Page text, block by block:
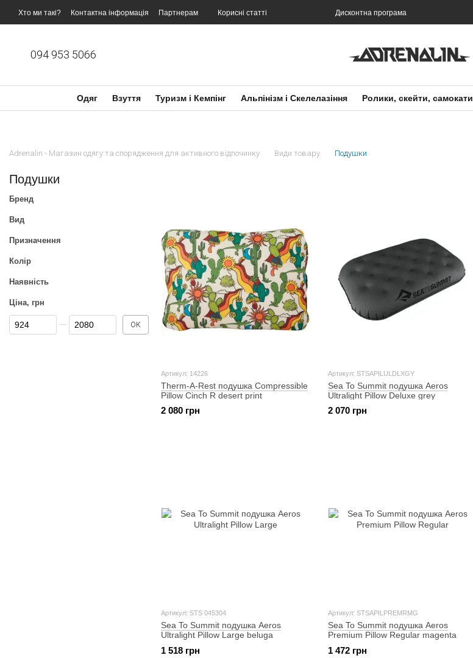
Перейти до основного контенту
Хто ми такі? Контактна інформація Партнерам Корисні статті Дисконтна програма
094 953 5066
Одяг Взуття Туризм і Кемпінг Альпінізм і Скелелазіння Ролики, скейти, самокати
Adrenalin - Магазин одягу та спорядження для активного відпочинку Види товару Подушки
Подушки
Артикул: 14226
Therm-A-Rest подушка Compressible
Pillow Cinch R desert print
2 080 грн
Артикул: STSAPILULDLXGY
Sea To Summit подушка Aeros
Ultralight Pillow Deluxe grey
2 070 грн
Артикул: STS 045304
Sea To Summit подушка Aeros
Ultralight Pillow Large beluga
1 518 грн
Артикул: STSAPILPREMRMG
Sea To Summit подушка Aeros
Premium Pillow Regular magenta
1 472 грн
Бренд
Вид
Призначення
Колір
Наявність
Ціна, грн
Від Ціна, грн
До Ціна, грн ОК